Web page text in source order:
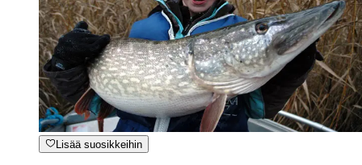
Lisää suosikkeihin